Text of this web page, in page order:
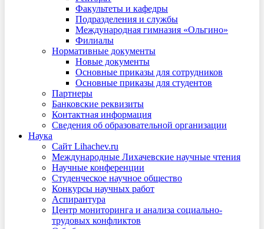
Факультеты и кафедры
Подразделения и службы
Международная гимназия «Ольгино»
Филиалы
Нормативные документы
Новые документы
Основные приказы для сотрудников
Основные приказы для студентов
Партнеры
Банковские реквизиты
Контактная информация
Сведения об образовательной организации
Наука
Сайт Lihachev.ru
Международные Лихачевские научные чтения
Научные конференции
Студенческое научное общество
Конкурсы научных работ
Аспирантура
Центр мониторинга и анализа социально-
трудовых конфликтов